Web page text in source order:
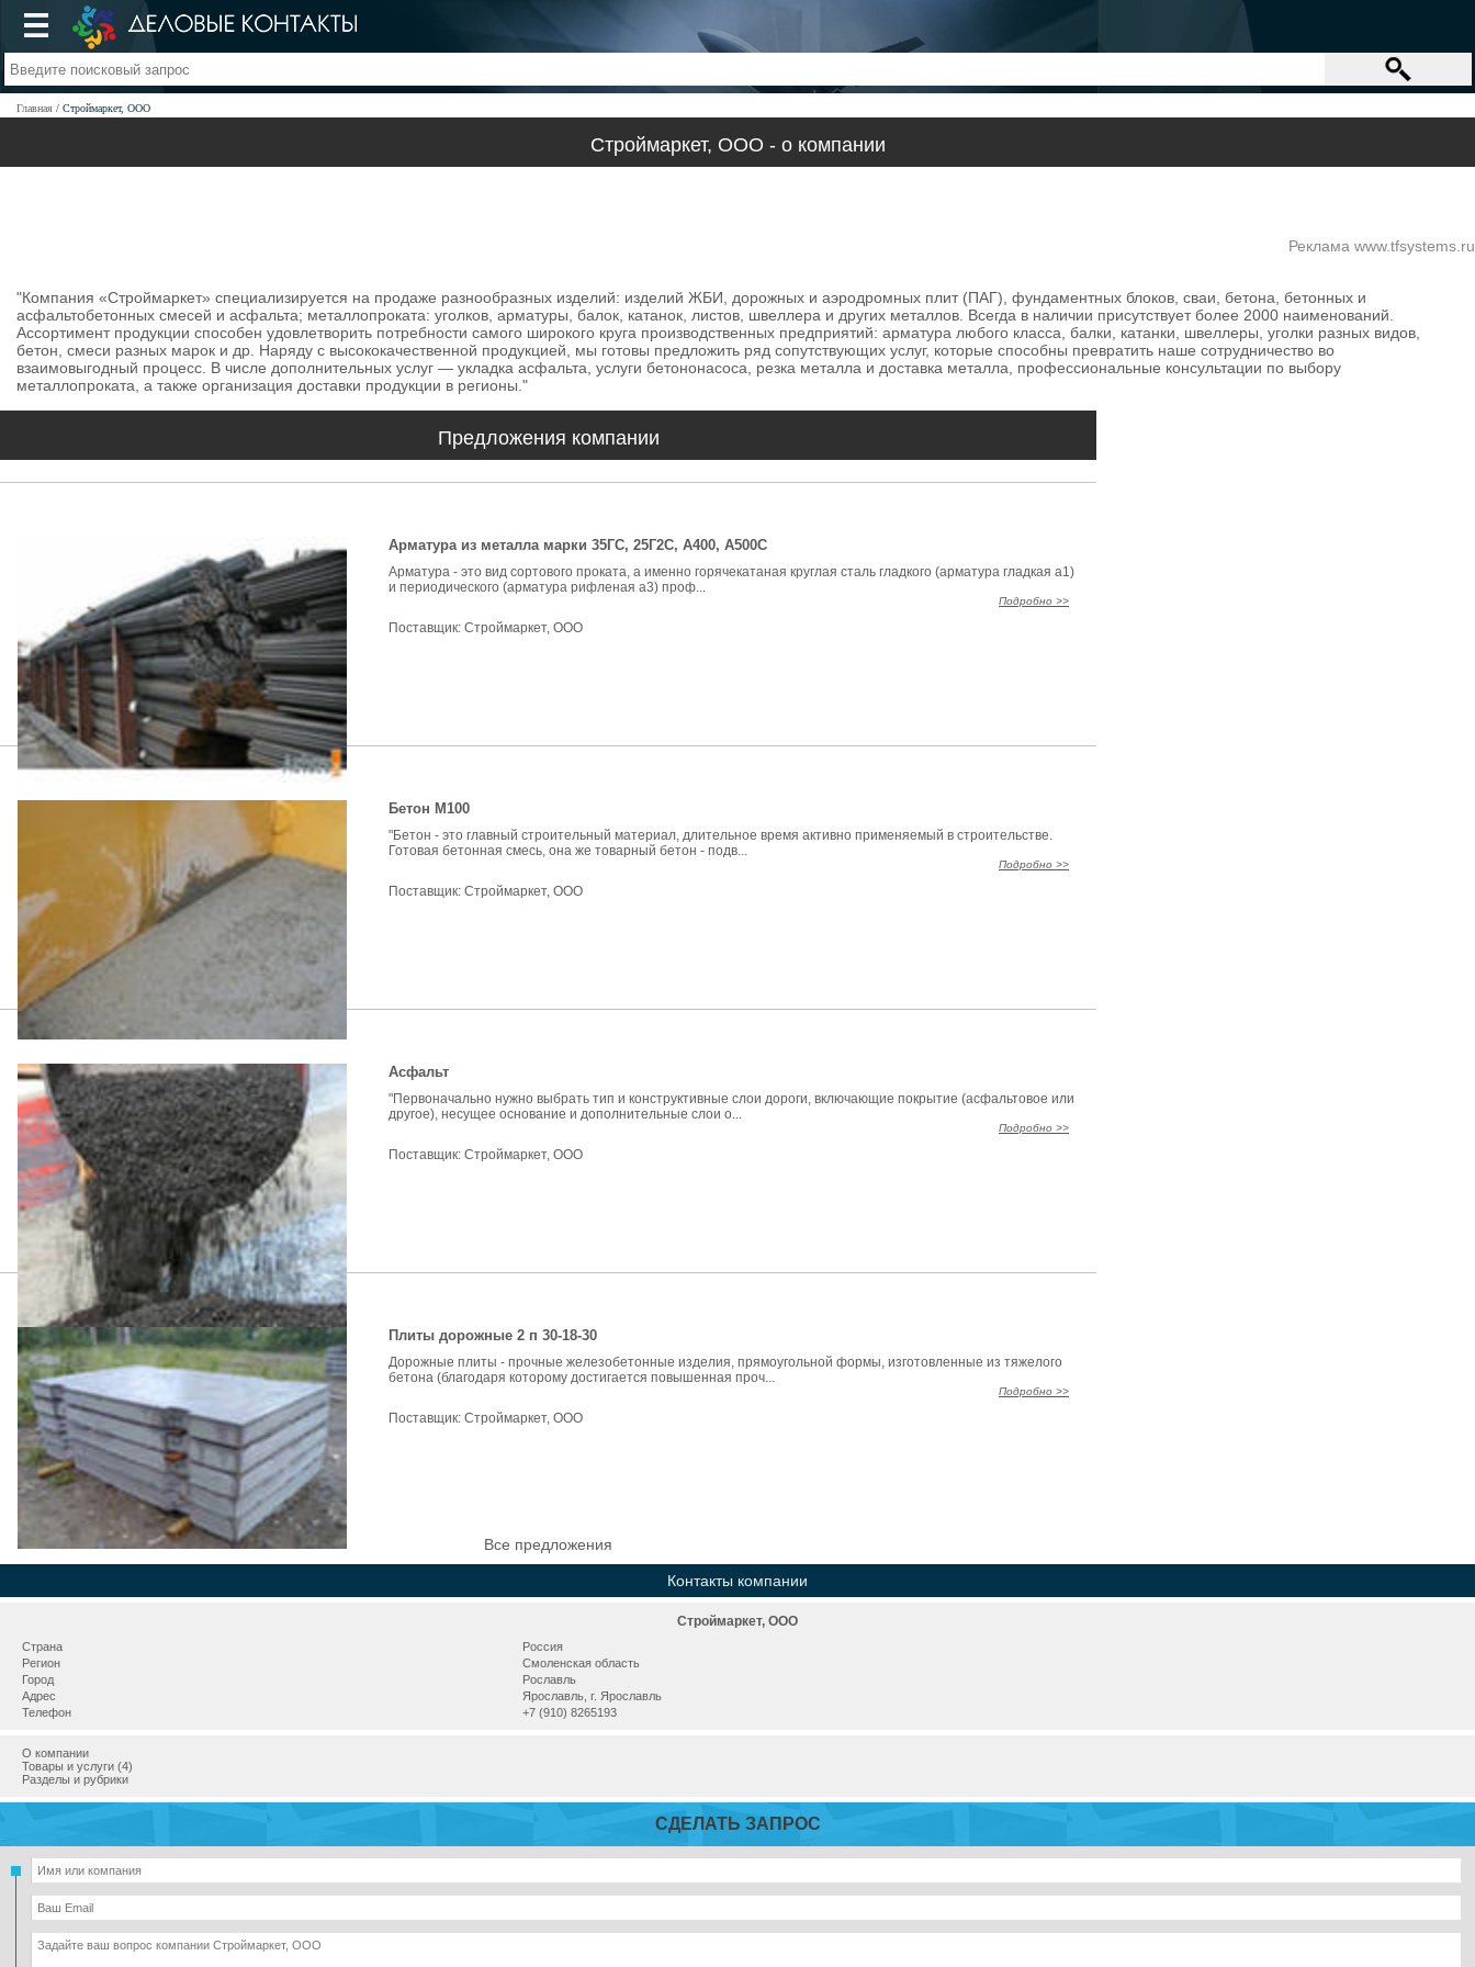
Главная Строймаркет, ООО
Строймаркет, ООО - о компании
Реклама www.tfsystems.ru
"Компания «Строймаркет» специализируется на продаже разнообразных изделий: изделий ЖБИ, дорожных и аэродромных плит (ПАГ), фундаментных блоков, сваи, бетона, бетонных и
асфальтобетонных смесей и асфальта; металлопроката: уголков, арматуры, балок, катанок, листов, швеллера и других металлов. Всегда в наличии присутствует более 2000 наименований.
Ассортимент продукции способен удовлетворить потребности самого широкого круга производственных предприятий: арматура любого класса, балки, катанки, швеллеры, уголки разных видов,
бетон, смеси разных марок и др. Наряду с высококачественной продукцией, мы готовы предложить ряд сопутствующих услуг, которые способны превратить наше сотрудничество во
взаимовыгодный процесс. В числе дополнительных услуг — укладка асфальта, услуги бетононасоса, резка металла и доставка металла, профессиональные консультации по выбору
металлопроката, а также организация доставки продукции в регионы."
Предложения компании
Арматура из металла марки 35ГС, 25Г2С, А400, А500С
Арматура - это вид сортового проката, а именно горячекатаная круглая сталь гладкого (арматура гладкая а1)
и периодического (арматура рифленая а3) проф...
Подробно >>
Поставщик:Строймаркет, ООО
Бетон М100
"Бетон - это главный строительный материал, длительное время активно применяемый в строительстве.
Готовая бетонная смесь, она же товарный бетон - подв...
Подробно >>
Поставщик:Строймаркет, ООО
Асфальт
"Первоначально нужно выбрать тип и конструктивные слои дороги, включающие покрытие (асфальтовое или
другое), несущее основание и дополнительные слои о...
Подробно >>
Поставщик:Строймаркет, ООО
Плиты дорожные 2 п 30-18-30
Дорожные плиты - прочные железобетонные изделия, прямоугольной формы, изготовленные из тяжелого
бетона (благодаря которому достигается повышенная проч...
Подробно >>
Поставщик:Строймаркет, ООО
Все предложения
Контакты компании
Строймаркет, ООО
Страна
Россия
Регион
Смоленская область
Город
Рославль
Адрес
Ярославль, г. Ярославль
Телефон
+7 (910) 8265193
О компании
Товары и услуги (4)
Разделы и рубрики
СДЕЛАТЬ ЗАПРОС